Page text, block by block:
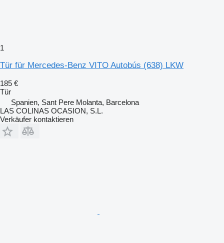
1
Tür für Mercedes-Benz VITO Autobús (638) LKW
185 €
Tür
Spanien, Sant Pere Molanta, Barcelona
LAS COLINAS OCASION, S.L.
Verkäufer kontaktieren